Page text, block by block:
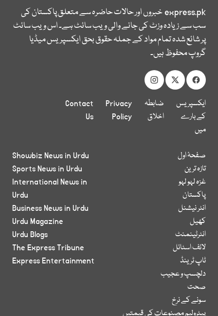
express.pkخبروں اور حالات حاضرہ سے متعلق پاکستان کی
سب سے زیادہ وزٹ کی جانے والی ویب سائٹ ہے۔ اس ویب سائٹ
پر شائع شدہ تمام مواد کے جملہ حقوق بحق ایکسپریس میڈیا
گروپ محفوظ ہیں۔
ایکسپریس
کے بارے
میں
ضابطہ
اخلاق
Privacy
Policy
Contact
Us
صفحۂ اول
تازہ ترین
غزہ لہو لہو
پاکستان
انٹر نیشنل
کھیل
انٹرٹینمنٹ
لائف اسٹائل
ٹاپ ٹرینڈ
دلچسپ و عجیب
صحت
سونے کے نرخ
پیٹرولیم مصنوعات کی قیمتیں
Showbiz News in Urdu
Sports News in Urdu
International News in
Urdu
Business News in Urdu
Urdu Magazine
Urdu Blogs
The Express Tribune
Express Entertainment